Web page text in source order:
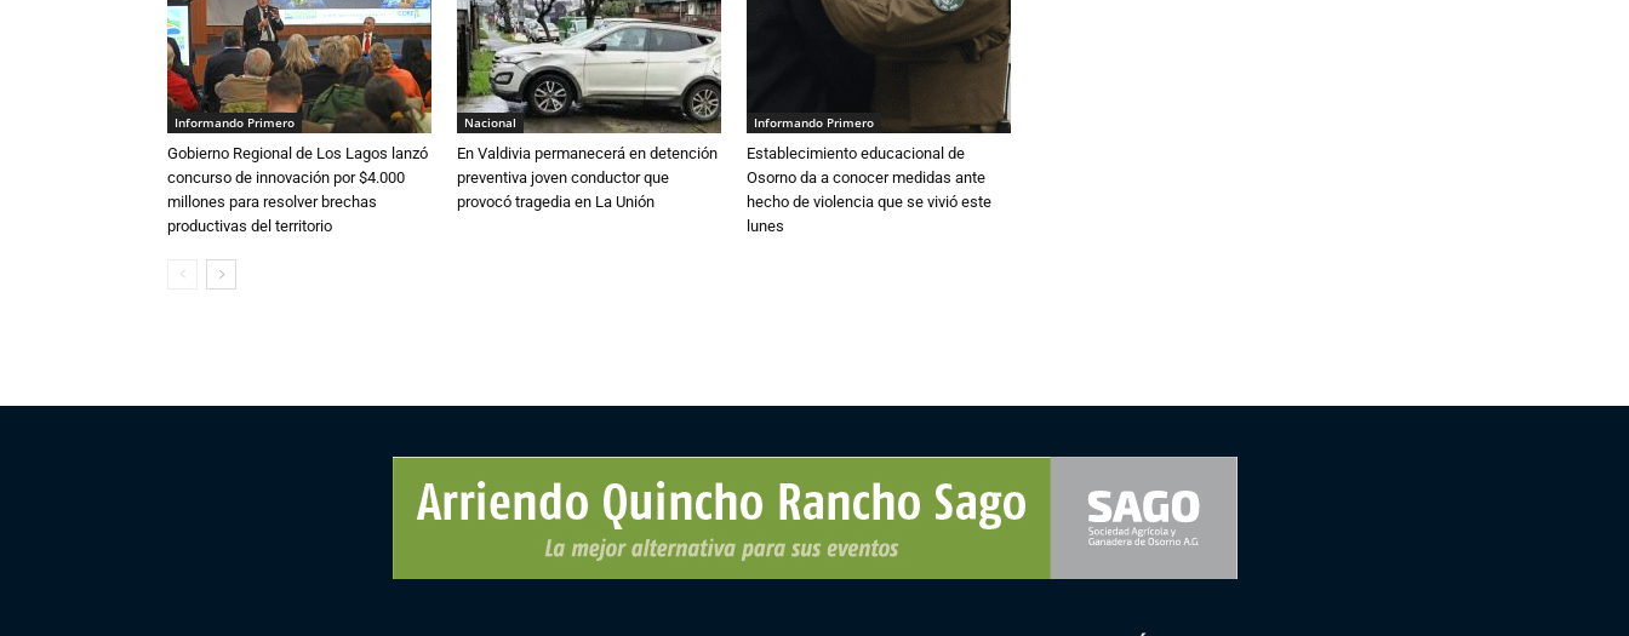
Informando Primero
Gobierno Regional de Los Lagos lanzó
concurso de innovación por $4.000
millones para resolver brechas
productivas del territorio
Nacional
En Valdivia permanecerá en detención
preventiva joven conductor que
provocó tragedia en La Unión
Informando Primero
Establecimiento educacional de
Osorno da a conocer medidas ante
hecho de violencia que se vivió este
lunes